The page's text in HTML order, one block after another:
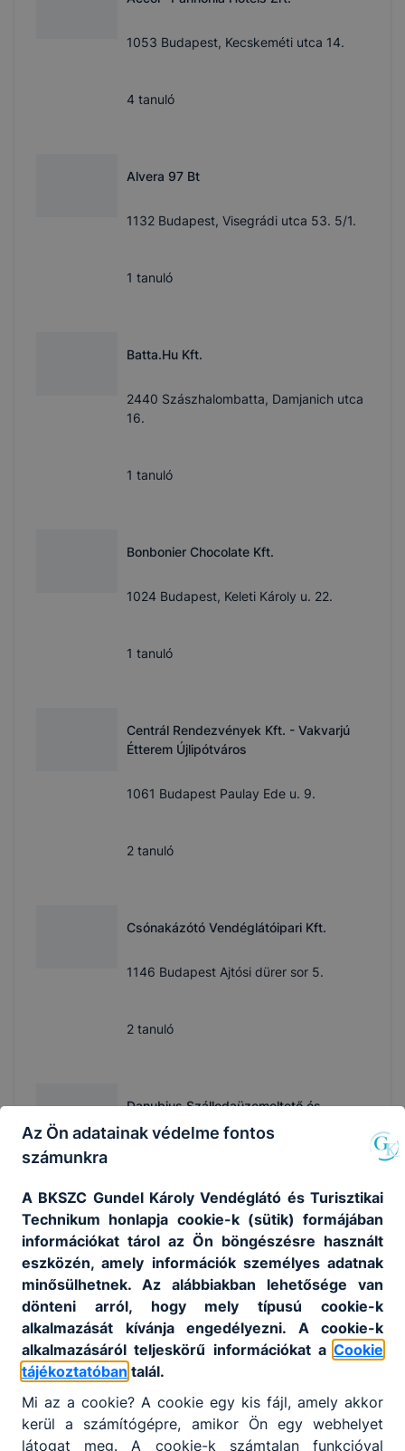
1053 Budapest, Kecskeméti utca 14.
4 tanuló
Alvera 97 Bt
1132 Budapest, Visegrádi utca 53. 5/1.
1 tanuló
Batta.Hu Kft.
2440 Szászhalombatta, Damjanich utca
16.
1 tanuló
Bonbonier Chocolate Kft.
1024 Budapest, Keleti Károly u. 22.
1 tanuló
Centrál Rendezvények Kft. - Vakvarjú
Étterem Újlipótváros
1061 Budapest Paulay Ede u. 9.
2tanuló
Csónakázótó Vendéglátóipari Kft.
1146 Budapest Ajtósi dürer sor 5.
2tanuló
Danubius Szállodaüzemeltető és
Szolgáltató Zrt. - Danubius Hotel
Hungaria
1051 Budapest Szent István tér 11.
4tanuló
Duna Szálloda Zrt. - Budapest Marriott
Hotel
1052 Budapest, Apáczai Csere János u.
4.
Az Ön adatainak védelme fontos
számunkra
A BKSZC Gundel Károly Vendéglátó és Turisztikai
Technikum honlapja cookie-k (sütik) formájában
információkat tárol az Ön böngészésre használt
eszközén, amely információk személyes adatnak
minősülhetnek. Az alábbiakban lehetősége van
dönteni arról, hogy mely típusú cookie-k
alkalmazását kívánja engedélyezni. A cookie-k
alkalmazásáról teljeskörű információkat a Cookie
tájékoztatóban talál.
Mi az a cookie? A cookie egy kis fájl, amely akkor
kerül a számítógépre, amikor Ön egy webhelyet
látogat meg. A cookie-k számtalan funkcióval